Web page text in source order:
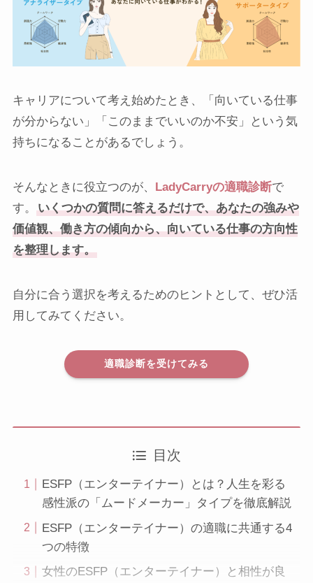
キャリアについて考え始めたとき、「向いている仕事
が分からない」「このままでいいのか不安」という気
持ちになることがあるでしょう。
そんなときに役立つのが、 LadyCarryの適職診断で
す。
いくつかの質問に答えるだけで、あなたの強みや
価値観、働き方の傾向から、向いている仕事の方向性
を整理します。
自分に合う選択を考えるためのヒントとして、ぜひ活
用してみてください。
適職診断を受けてみる
目次
ESFP（エンターテイナー）とは？人生を彩る
感性派の「ムードメーカー」タイプを徹底解説
ESFP（エンターテイナー）の適職に共通する4
つの特徴
女性のESFP（エンターテイナー）と相性が良